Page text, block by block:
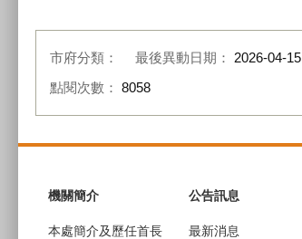
市府分類： 最後異動日期： 2026-04-15
點閱次數： 8058
機關簡介
本處簡介及歷任首長
公告訊息
最新消息